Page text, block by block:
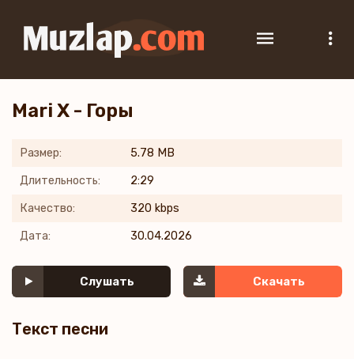
Mari X - Горы
Размер: 5.78 MB
Длительность: 2:29
Качество: 320 kbps
Дата: 30.04.2026
Слушать Скачать
Текст песни